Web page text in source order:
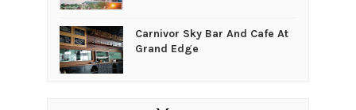
Carnivor Sky Bar And Cafe At
Grand Edge